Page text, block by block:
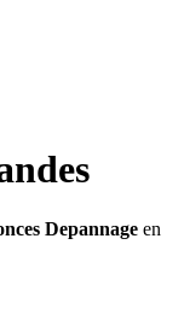
Depannage en